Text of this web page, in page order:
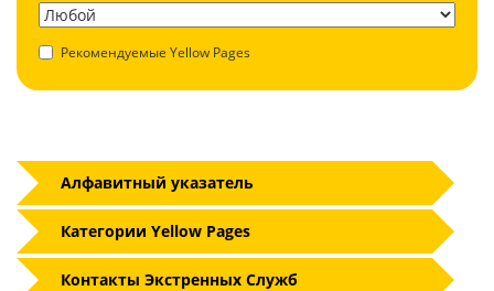
Рекомендуемые Yellow Pages
Алфавитный указатель
Категории Yellow Pages
Контакты Экстренных Служб